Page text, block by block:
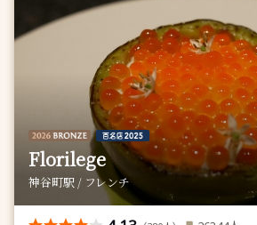
Florilege
神谷町駅 / フレンチ